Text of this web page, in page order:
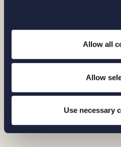
Allow all
Allow
Use necessary
Setterwalls har biträtt
försäljningen av
plattform för